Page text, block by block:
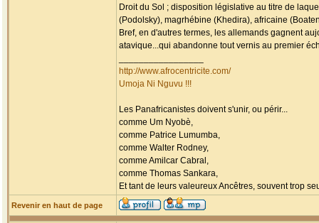
Droit du Sol ; disposition législative au titre de
(Podolsky), magrhébine (Khedira), africaine
Bref, en d'autres termes, les allemands gagnent
atavique...qui abandonne tout vernis au premier
http://www.afrocentricite.com/
Umoja Ni Nguvu !!!
Les Panafricanistes doivent s'unir, ou périr...
comme Um Nyobè,
comme Patrice Lumumba,
comme Walter Rodney,
comme Amilcar Cabral,
comme Thomas Sankara,
Et tant de leurs valeureux Ancêtres, souvent trop
Revenir en haut de page